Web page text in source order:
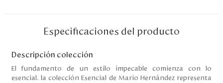
Servicio al cliente
Especificaciones del producto
Descripción colección
El fundamento de un estilo impecable comienza con lo
esencial. la colección Esencial de Mario Hernández representa